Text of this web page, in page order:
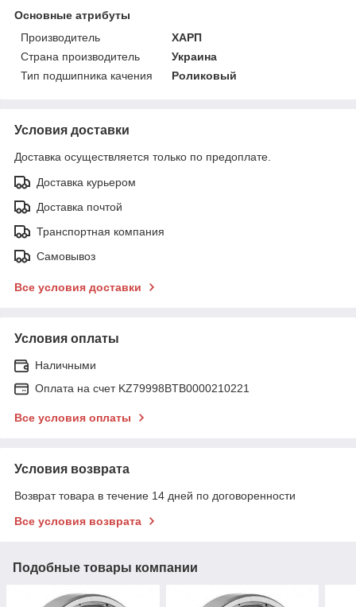
Основные атрибуты
Производитель
ХАРП
Страна производитель
Украина
Тип подшипника качения
Роликовый
Условия доставки
Доставка осуществляется только по предоплате.
Доставка курьером
Доставка почтой
Транспортная компания
Самовывоз
Все условия доставки
Условия оплаты
Наличными
Оплата на счет KZ79998BTB0000210221
Все условия оплаты
Условия возврата
Возврат товара в течение 14 дней по договоренности
Все условия возврата
Подобные товары компании